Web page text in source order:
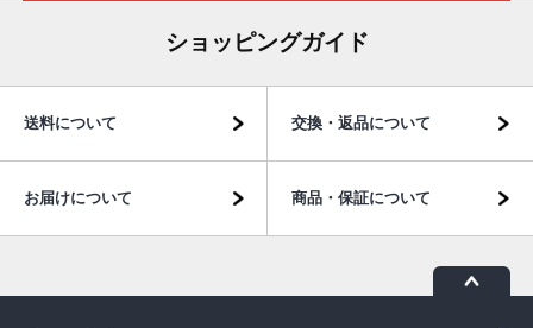
ショッピングガイド
送料について 交換・返品について
お届けについて 商品・保証について